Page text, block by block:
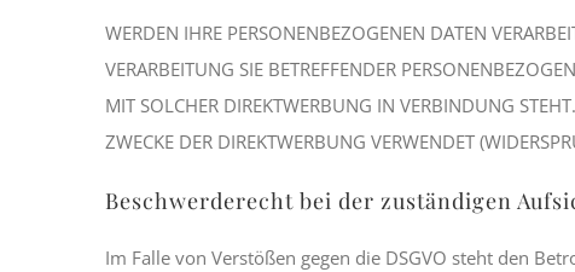
WERDEN IHRE PERSONENBEZOGENEN DATEN
VERARBEITUNG SIE BETREFFENDER
MIT SOLCHER DIREKTWERBUNG IN VERBINDUNG
ZWECKE DER DIREKTWERBUNG VERWENDET
Beschwerderecht bei der zuständigen
Im Falle von Verstößen gegen die DSGVO steht den